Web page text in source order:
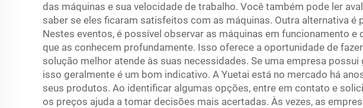
das máquinas e sua velocidade de trabalho. Você também pode ler
saber se eles ficaram satisfeitos com as máquinas. Outra alternativa é
Nestes eventos, é possível observar as máquinas em funcionamento
que as conhecem profundamente. Isso oferece a oportunidade de
solução melhor atende às suas necessidades. Se uma empresa possui
isso geralmente é um bom indicativo. A Yuetai está no mercado há
seus produtos. Ao identificar algumas opções, entre em contato e
os preços ajuda a tomar decisões mais acertadas. Às vezes, as